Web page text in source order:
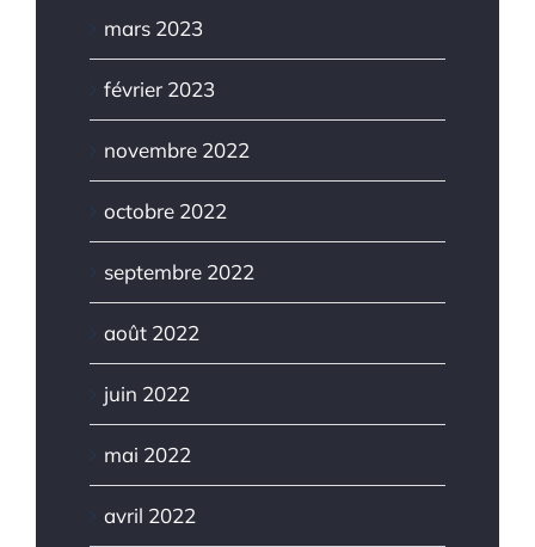
mars 2023
février 2023
novembre 2022
octobre 2022
septembre 2022
août 2022
juin 2022
mai 2022
avril 2022